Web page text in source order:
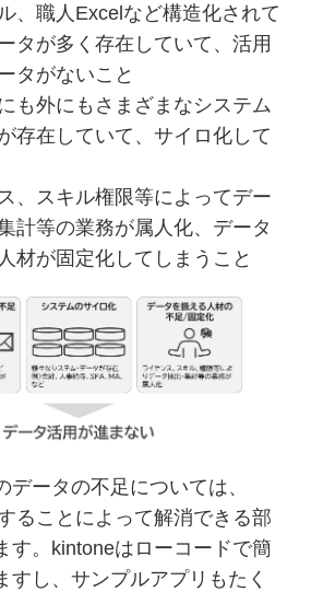
、職人Excelなど構造化されて
タが多く存在していて、活用
タがないこと
も外にもさまざまなシステム
存在していて、サイロ化して
、スキル権限等によってデー
計等の業務が属人化、データ
材が固定化してしまうこと
データの不足については、
ることによって解消できる部
す。kintoneはローコードで簡
すし、サンプルアプリもたく